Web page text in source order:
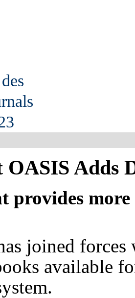
OASIS Adds
provides
joined
available